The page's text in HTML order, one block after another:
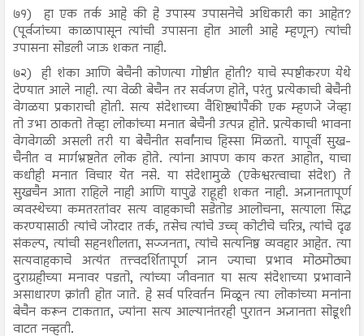
७१)
हा एक तर्क आहे की हे उपास्य उपासनेचे अधिकारी का आहेत?
(पूर्वजांच्या काळापासून त्यांची उपासना होत आली आहे म्हणून) त्यांची
उपासना सोडली जाऊ शकत नाही.
७२) ही शंका आणि बेचैनी कोणत्या गोष्टीत होती? याचे स्पष्टीकरण येथे
देण्यात आले नाही. त्या वेळी बेचैन तर सर्वजण होते, परंतु प्रत्येकाची बेचैनी
वेगळया प्रकाराची होती. सत्य संदेशाच्या वैशिष्ट्यांपैकी एक म्हणजे जेव्हा
तो उभा ठाकतो तेव्हा लोकांच्या मनात बेचैनी उत्पन्न होते. प्रत्येकाची भावना
वेगवेगळी असली तरी या बेचैनीत सर्वांनाच हिस्सा मिळतो. यापूर्वी सुख-
चैनीत व मार्गभ्रष्टतेत लोक होते. त्यांना आपण काय करत आहोत, याचा
कधीही मनात विचार येत नसे. या संदेशामुळे (एकेश्वरत्वाचा संदेश) ते
सुखचैन आता राहिले नाही आणि यापुढे राहूही शकत नाही. अज्ञानतापूर्ण
व्यवस्थेच्या कमतरतांवर सत्य वाहकाची सडेतोड आलोचना, सत्याला सिद्ध
करण्यासाठी त्यांचे जोरदार तर्क, तसेच त्यांचे उच्च् कोटीचे चरित्र, त्यांचे दृढ
संकल्प, त्यांची सहनशीलता, सज्जनता, त्यांचे सत्यनिष्ठ व्यवहार आहेत. त्या
सत्यवाहकाचे अत्यंत तत्त्वदर्शितापूर्ण ज्ञान ज्याचा प्रभाव मोठमोठ्या
दुराग्रहीच्या मनावर पडतो, त्यांच्या जीवनात या सत्य संदेशाच्या प्रभावाने
असाधारण क्रांती होत जाते. हे सर्व परिवर्तन मिळून त्या लोकांच्या मनांना
बेचैन करून टाकतात, ज्यांना सत्य आल्यानंतरही पुरातन अज्ञानता सोडूशी
वाटत नव्हती.